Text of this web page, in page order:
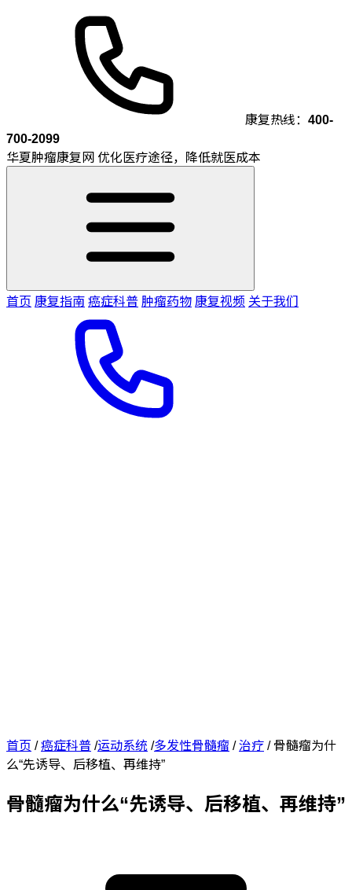
康复热线： 400-
700-2099
华夏肿瘤康复网 优化医疗途径，降低就医成本
首页 康复指南癌症科普肿瘤药物康复视频 关于我们
首页 /癌症科普/运动系统/多发性骨髓瘤/治疗/ 骨髓瘤为什
么“先诱导、后移植、再维持”
骨髓瘤为什么“先诱导、后移植、再维持”